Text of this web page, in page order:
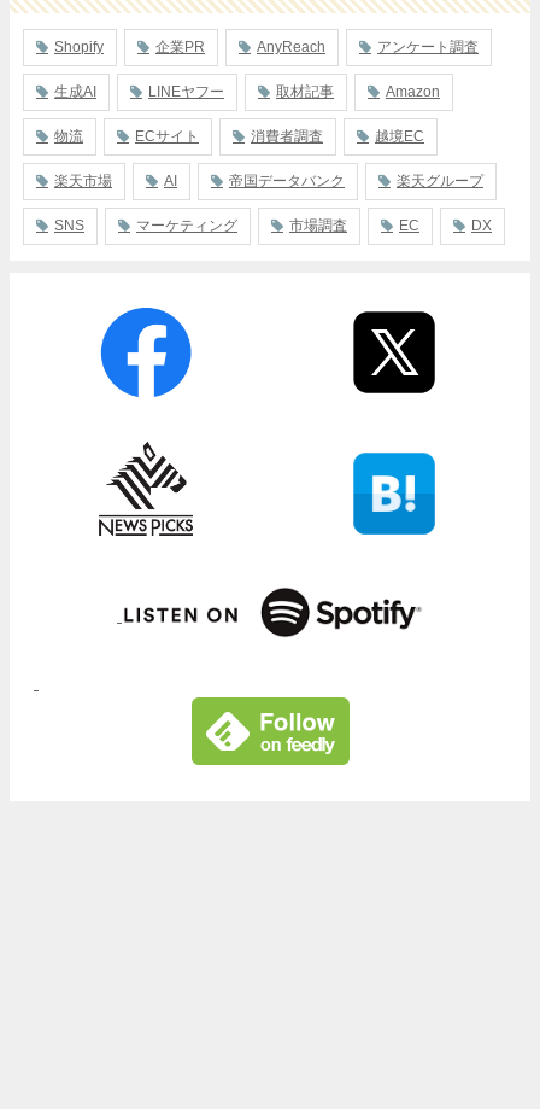
Shopify 企業PR AnyReach アンケート調査
生成AI LINEヤフー 取材記事 Amazon
物流 ECサイト 消費者調査 越境EC
楽天市場 AI 帝国データバンク 楽天グループ
SNS マーケティング 市場調査 EC DX